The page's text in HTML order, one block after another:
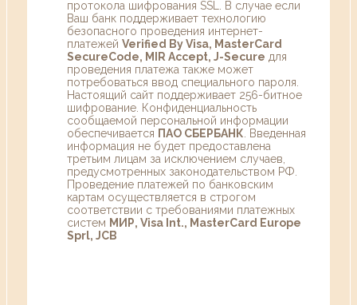
протокола шифрования SSL. В случае если
Ваш банк поддерживает технологию
безопасного проведения интернет-
платежей Verified By Visa, MasterCard
SecureCode, MIR Accept, J-Secure для
проведения платежа также может
потребоваться ввод специального пароля.
Настоящий сайт поддерживает 256-битное
шифрование. Конфиденциальность
сообщаемой персональной информации
обеспечивается ПАО СБЕРБАНК . Введенная
информация не будет предоставлена
третьим лицам за исключением случаев,
предусмотренных законодательством РФ.
Проведение платежей по банковским
картам осуществляется в строгом
соответствии с требованиями платежных
систем МИР, Visa Int., MasterCard Europe
Sprl, JCB